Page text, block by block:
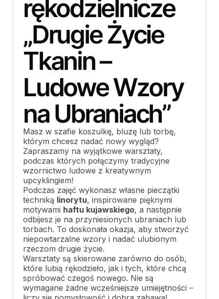
rękodzielnicze
„Drugie Życie
Tkanin –
Ludowe Wzory
na Ubraniach”
Masz w szafie koszulkę, bluzę lub torbę,
którym chcesz nadać nowy wygląd?
Zapraszamy na wyjątkowe warsztaty,
podczas których połączymy tradycyjne
wzornictwo ludowe z kreatywnym
upcyklingiem!
Podczas zajęć wykonasz własne pieczątki
techniką linorytu, inspirowane pięknymi
motywami haftu kujawskiego, a następnie
odbijesz je na przyniesionych ubraniach lub
torbach. To doskonała okazja, aby stworzyć
niepowtarzalne wzory i nadać ulubionym
rzeczom drugie życie.
Warsztaty są skierowane zarówno do osób,
które lubią rękodzieło, jak i tych, które chcą
spróbować czegoś nowego. Nie są
wymagane żadne wcześniejsze umiejętności –